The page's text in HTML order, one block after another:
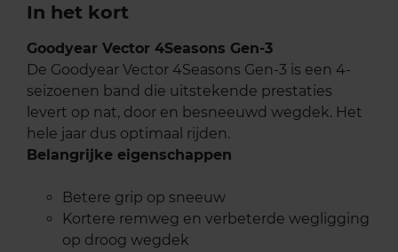
In het kort
Goodyear Vector 4Seasons Gen-3
De Goodyear Vector 4Seasons Gen-3 is een 4-
seizoenen band die uitstekende prestaties
levert op nat, door en besneeuwd wegdek. Het
hele jaar dus optimaal rijden.
Belangrijke eigenschappen
Betere grip op sneeuw
Kortere remweg en verbeterde wegligging
op droog wegdek